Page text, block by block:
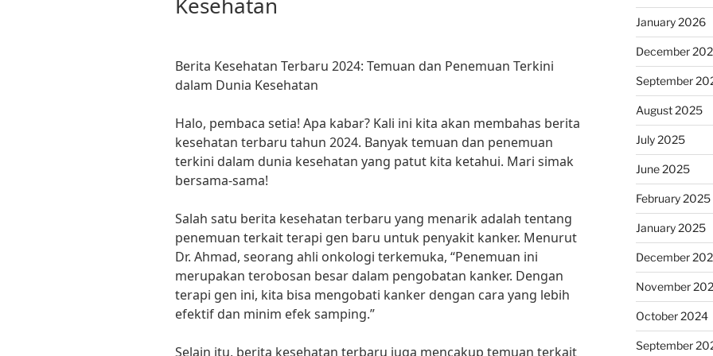
Berita Kesehatan Terbaru 2024: Temuan dan Penemuan Terkini
dalam Dunia Kesehatan
Halo, pembaca setia! Apa kabar? Kali ini kita akan membahas berita
kesehatan terbaru tahun 2024. Banyak temuan dan penemuan
terkini dalam dunia kesehatan yang patut kita ketahui. Mari simak
bersama-sama!
Salah satu berita kesehatan terbaru yang menarik adalah tentang
penemuan terkait terapi gen baru untuk penyakit kanker. Menurut
Dr. Ahmad, seorang ahli onkologi terkemuka, “Penemuan ini
merupakan terobosan besar dalam pengobatan kanker. Dengan
terapi gen ini, kita bisa mengobati kanker dengan cara yang lebih
efektif dan minim efek samping.”
Selain itu, berita kesehatan terbaru juga mencakup temuan terkait
January 2026
December
September
August 2025
July 2025
June 2025
February 2025
January 2025
December
November
October 2024
September